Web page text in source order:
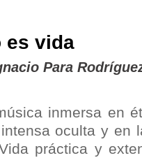
es vida
Para
inmersa en
oculta y en
práctica y